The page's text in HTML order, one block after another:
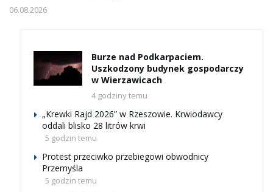
06.08.2026
Burze nad Podkarpaciem.
Uszkodzony budynek gospodarczy
w Wierzawicach
4 godziny temu
„Krewki Rajd 2026” w Rzeszowie. Krwiodawcy
oddali blisko 28 litrów krwi
5 godzin temu
Protest przeciwko przebiegowi obwodnicy
Przemyśla
5 godzin temu